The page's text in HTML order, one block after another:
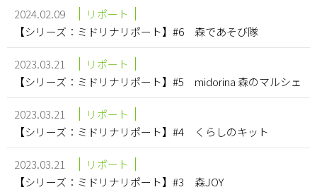
2024.02.09
リポート
【シリーズ：ミドリナリポート】#6 森であそび隊
2023.03.21
リポート
【シリーズ：ミドリナリポート】#5 midorina 森のマルシェ
2023.03.21
リポート
【シリーズ：ミドリナリポート】#4 くらしのキット
2023.03.21
リポート
【シリーズ：ミドリナリポート】#3 森JOY